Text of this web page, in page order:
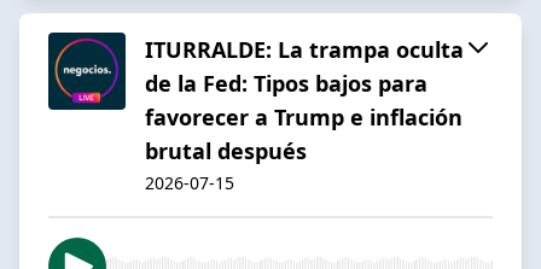
ITURRALDE: La trampa oculta
de la Fed: Tipos bajos para
favorecer a Trump e inflación
brutal después
2026-07-15